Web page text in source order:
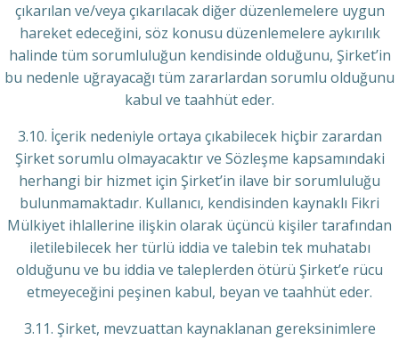
çıkarılan ve/veya çıkarılacak diğer düzenlemelere uygun
hareket edeceğini, söz konusu düzenlemelere aykırılık
halinde tüm sorumluluğun kendisinde olduğunu, Şirket’in
bu nedenle uğrayacağı tüm zararlardan sorumlu olduğunu
kabul ve taahhüt eder.
3.10. İçerik nedeniyle ortaya çıkabilecek hiçbir zarardan
Şirket sorumlu olmayacaktır ve Sözleşme kapsamındaki
herhangi bir hizmet için Şirket’in ilave bir sorumluluğu
bulunmamaktadır. Kullanıcı, kendisinden kaynaklı Fikri
Mülkiyet ihlallerine ilişkin olarak üçüncü kişiler tarafından
iletilebilecek her türlü iddia ve talebin tek muhatabı
olduğunu ve bu iddia ve taleplerden ötürü Şirket’e rücu
etmeyeceğini peşinen kabul, beyan ve taahhüt eder.
3.11. Şirket, mevzuattan kaynaklanan gereksinimlere